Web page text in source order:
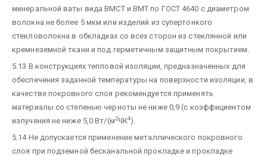
минеральной ваты вида ВМСТ и ВМТ по ГОСТ 4640 с диаметром
волокна не более 5 мкм или изделий из супертонкого
стекловолокна в обкладках со всех сторон из стеклянной или
кремнеземной ткани и под герметичным защитным покрытием.
5.13 В конструкциях тепловой изоляции, предназначенных для
обеспечения заданной температуры на поверхности изоляции, в
качестве покровного слоя рекомендуется применять
материалы со степенью черноты не ниже 0,9 (с коэффициентом
излучения не ниже 5,0 Вт/(м2ЧК4).
5.14 Не допускается применение металлического покровного
слоя при подземной бесканальной прокладке и прокладке